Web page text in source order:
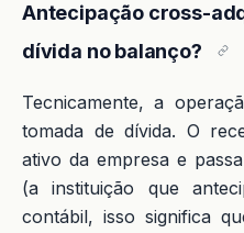
Antecipação cross-
dívida no balanço?
Tecnicamente, a
tomada de dívida. O
ativo da empresa e
(a instituição que
contábil, isso significa